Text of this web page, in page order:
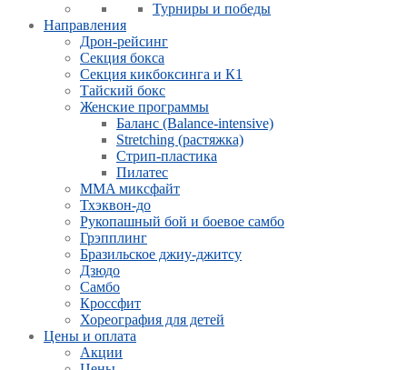
Турниры и победы
Направления
Дрон-рейсинг
Секция бокса
Секция кикбоксинга и К1
Тайский бокс
Женские программы
Баланс (Balance-intensive)
Stretching (растяжка)
Стрип-пластика
Пилатес
MMA миксфайт
Тхэквон-до
Рукопашный бой и боевое самбо
Грэпплинг
Бразильское джиу-джитсу
Дзюдо
Самбо
Кроссфит
Хореография для детей
Цены и оплата
Акции